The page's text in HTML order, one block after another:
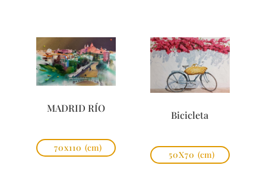
MADRID RÍO
70x110 (cm)
Bicicleta
50X70 (cm)